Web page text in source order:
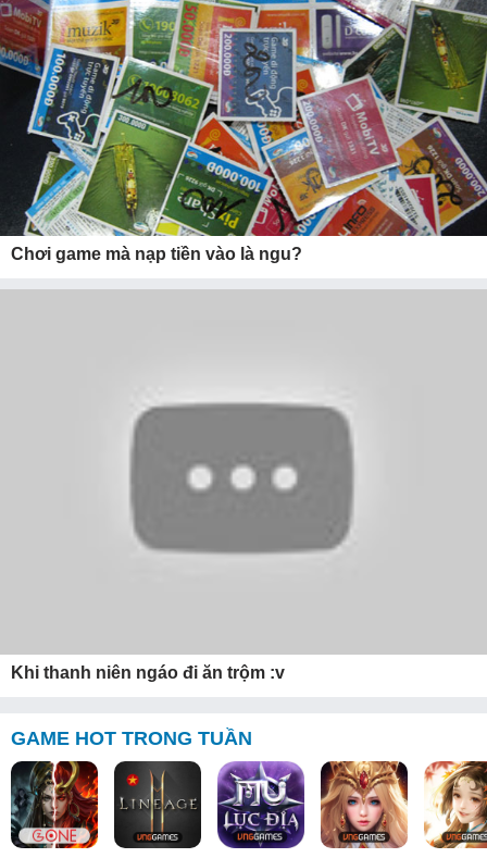
Chơi game mà nạp tiền vào là ngu?
Khi thanh niên ngáo đi ăn trộm :v
GAME HOT TRONG TUẦN